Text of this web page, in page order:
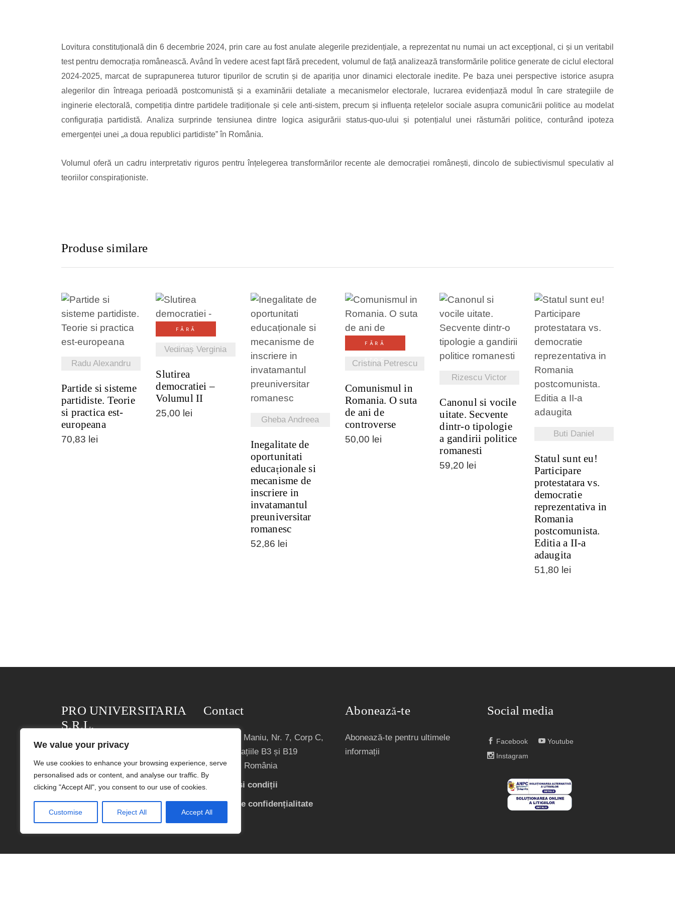
We value your privacy
We use cookies to enhance your browsing experience, serve
personalised ads or content, and analyse our traffic. By
clicking "Accept All", you consent to our use of cookies.
Customise Reject All Accept All
Lovitura constituțională din 6 decembrie 2024, prin care au fost anulate alegerile prezidențiale, a reprezentat nu numai un act excepțional, ci și un veritabil
test pentru democrația românească. Având în vedere acest fapt fără precedent, volumul de față analizează transformările politice generate de ciclul electoral
2024-2025, marcat de suprapunerea tuturor tipurilor de scrutin și de apariția unor dinamici electorale inedite. Pe baza unei perspective istorice asupra
alegerilor din întreaga perioadă postcomunistă și a examinării detaliate a mecanismelor electorale, lucrarea evidențiază modul în care strategiile de
inginerie electorală, competiția dintre partidele tradiționale și cele anti-sistem, precum și influența rețelelor sociale asupra comunicării politice au modelat
configurația partidistă. Analiza surprinde tensiunea dintre logica asigurării status-quo-ului și potențialul unei răsturnări politice, conturând ipoteza
emergenței unei „a doua republici partidiste” în România.
Volumul oferă un cadru interpretativ riguros pentru înțelegerea transformărilor recente ale democrației românești, dincolo de subiectivismul speculativ al
teoriilor conspiraționiste.
Produse similare
Radu Alexandru
VEZI DETALII
Partide si sisteme
partidiste. Teorie
si practica est-
europeana
70,83 lei
FĂRĂ
STOC
Vedinaș Verginia
Slutirea
democratiei –
Volumul II
25,00 lei
Gheba Andreea
VEZI DETALII
Inegalitate de
oportunitati
educaționale si
mecanisme de
inscriere in
invatamantul
preuniversitar
romanesc
52,86 lei
FĂRĂ
STOC
Cristina Petrescu
VEZI DETALII
Comunismul in
Romania. O suta
de ani de
controverse
50,00 lei
Rizescu Victor
VEZI DETALII
Canonul si vocile
uitate. Secvente
dintr-o tipologie
a gandirii politice
romanesti
59,20 lei
Buti Daniel
VEZI DETALII
Statul sunt eu!
Participare
protestatara vs.
democratie
reprezentativa in
Romania
postcomunista.
Editia a II-a
adaugita
51,80 lei
PRO UNIVERSITARIA
S.R.L.
Nr. ORC: J40/1255/2004
CIF: RO16097580
Condiții generale de vânzare
Contact
Bd-ul Iuliu Maniu, Nr. 7, Corp C,
Parter, Spațiile B3 și B19
București, România
Termeni și condiții
Politică de confidențialitate
Abonează-te
Abonează-te pentru ultimele
informații
Social media
Facebook
Youtube
Instagram